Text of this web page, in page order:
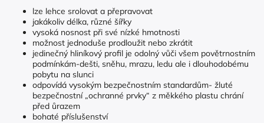
lze lehce srolovat a přepravovat
jakákoliv délka, různé šířky
vysoká nosnost při své nízké hmotnosti
možnost jednoduše prodloužit nebo zkrátit
jedinečný hliníkový profil je odolný vůči všem povětrnostním
podmínkám-dešti, sněhu, mrazu, ledu ale i dlouhodobému
pobytu na slunci
odpovídá vysokým bezpečnostním standardům- žluté
bezpečnostní „ochranné prvky“ z měkkého plastu chrání
před ůrazem
bohaté příslušenství